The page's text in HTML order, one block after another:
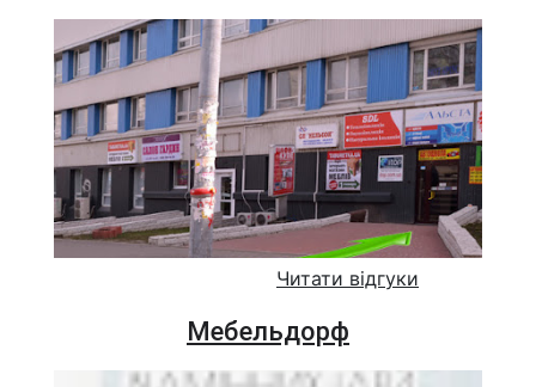
Читати відгуки
Мебельдорф